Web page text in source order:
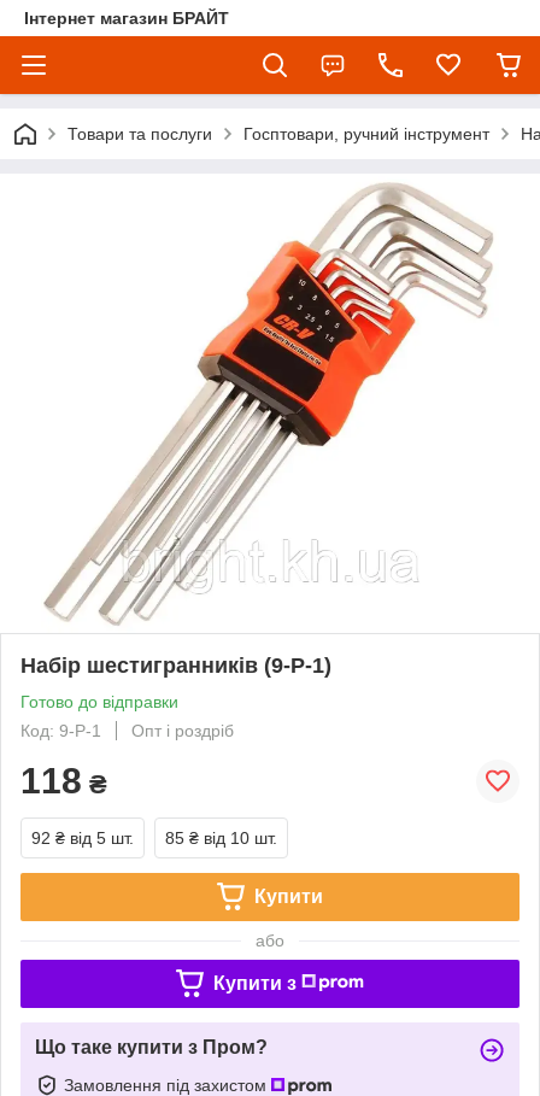
Інтернет магазин БРАЙТ
Товари та послуги Госптовари, ручний інструмент
Набір шестигранників (9-P-1)
Готово до відправки
Код: 9-P-1
Опт і роздріб
118 ₴
92 ₴ від 5 шт. 85 ₴ від 10 шт.
Купити
або
Купити з
Що таке купити з Пром?
Замовлення під захистом